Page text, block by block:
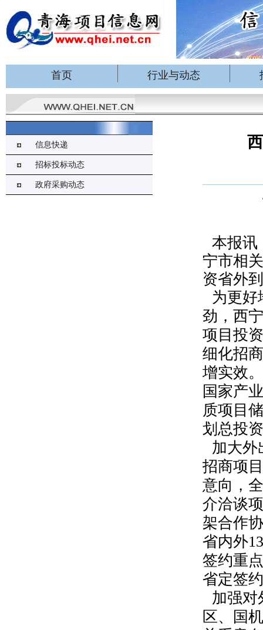
首页 行业与动态
信息快递
招标投标动态
政府采购动态
本报讯
宁市相
资省外
为更好
劲，西
项目投
细化招
增实效
国家产
质项目
划总投资
加大外
招商项
意向，
介洽谈
架合作
省内外
签约重
省定签
加强对
区、国